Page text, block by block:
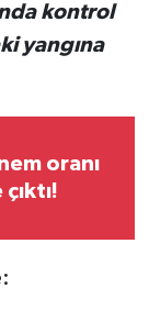
kontrol
yangına
oranı